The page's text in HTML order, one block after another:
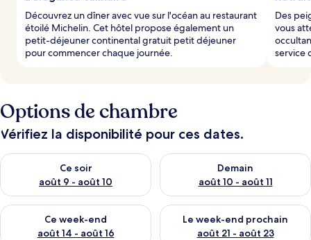
Découvrez un dîner avec vue sur l'océan au restaurant
étoilé Michelin. Cet hôtel propose également un
petit-déjeuner continental gratuit petit déjeuner
pour commencer chaque journée.
Des
vous
service
Options de chambre
Vérifiez la disponibilité pour ces dates.
Ce soir
août 9 - août 10
Vérifier la disponibilité pour ce soir août 9 - août 10
Demain
août 10 - août 11
Vérifier la disponibilité pour
Ce week-end
août 14 - août 16
Vérifier la disponibilité pour ce week-end août 14 - août 16
Le week-end prochain
août 21 - août 23
Vérifier la disponibilité pour